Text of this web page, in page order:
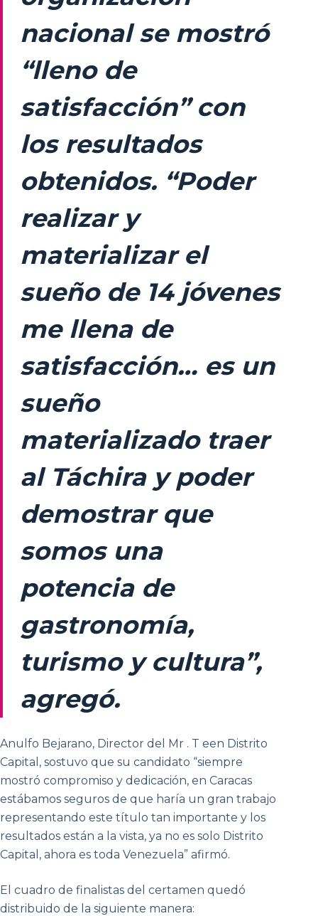
nacional se mostró
“lleno de
satisfacción” con
los resultados
obtenidos. “Poder
realizar y
materializar el
sueño de 14 jóvenes
me llena de
satisfacción… es un
sueño
materializado traer
al Táchira y poder
demostrar que
somos una
potencia de
gastronomía,
turismo y cultura”,
agregó.
Anulfo Bejarano, Director del Mr . T een Distrito
Capital, sostuvo que su candidato “siempre
mostró compromiso y dedicación, en Caracas
estábamos seguros de que haría un gran trabajo
representando este título tan importante y los
resultados están a la vista, ya no es solo Distrito
Capital, ahora es toda Venezuela” afirmó.
El cuadro de finalistas del certamen quedó
distribuido de la siguiente manera: